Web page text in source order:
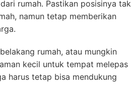
rumah. Pastikan posisinya tak
namun tetap memberikan
rumah, atau mungkin
kecil untuk tempat melepas
harus tetap bisa mendukung